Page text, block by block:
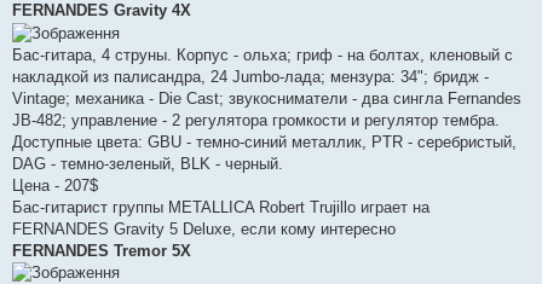
д
о
м
л
е
н
н
я
FERNANDES Gravity 4X
Бас-гитара, 4 струны. Корпус - ольха; гриф - на болтах, кленовый с
накладкой из палисандра, 24 Jumbo-лада; мензура: 34"; бридж -
Vintage; механика - Die Cast; звукосниматели - два сингла Fernandes
JB-482; управление - 2 регулятора громкости и регулятор тембра.
Доступные цвета: GBU - темно-синий металлик, PTR - серебристый,
DAG - темно-зеленый, BLK - черный.
Цена - 207$
Бас-гитарист группы METALLICA Robert Trujillo играет на
FERNANDES Gravity 5 Deluxe, если кому интересно
FERNANDES Tremor 5X